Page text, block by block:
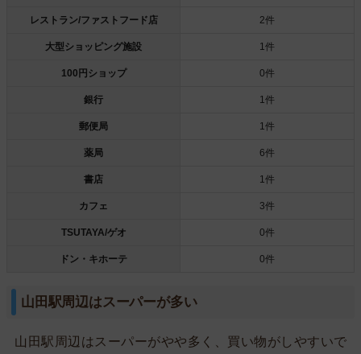
レストラン/ファストフード店 2件
大型ショッピング施設 1件
100円ショップ 0件
銀行 1件
郵便局 1件
薬局 6件
書店 1件
カフェ 3件
TSUTAYA/ゲオ 0件
ドン・キホーテ 0件
山田駅周辺はスーパーが多い
山田駅周辺はスーパーがやや多く、買い物がしやすいで